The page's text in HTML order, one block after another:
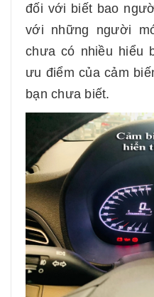
đối với biết bao
với những người
chưa có nhiều hiểu
ưu điểm của cảm
bạn chưa biết.